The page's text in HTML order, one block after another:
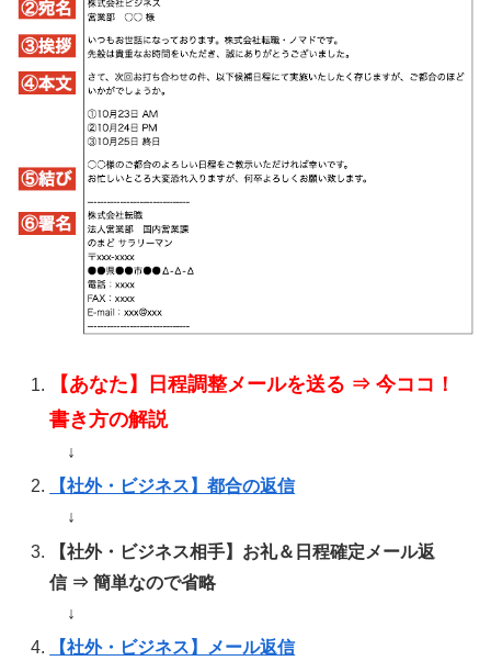
【あなた】日程調整メールを送る ⇒ 今ココ！
書き方の解説
↓
【社外・ビジネス】都合の返信
↓
【社外・ビジネス相手】お礼＆日程確定メール返
信 ⇒ 簡単なので省略
↓
【社外・ビジネス】メール返信